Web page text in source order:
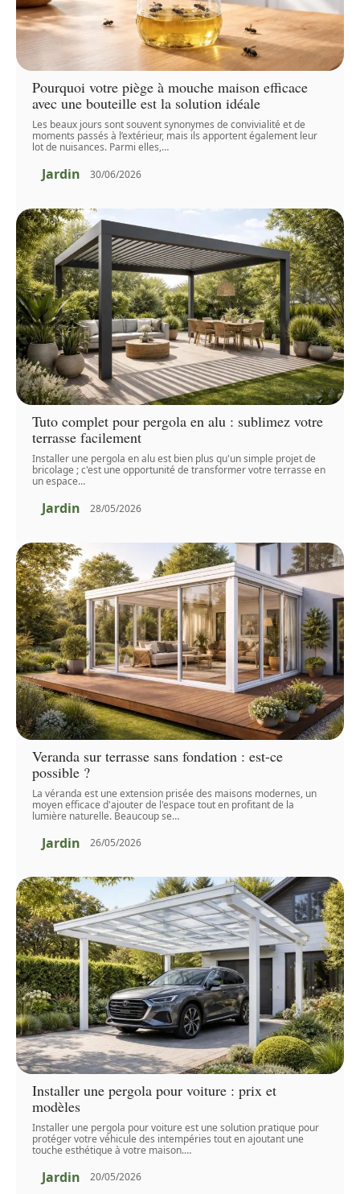
Pourquoi votre piège à mouche maison efficace
avec une bouteille est la solution idéale
Les beaux jours sont souvent synonymes de convivialité et de
moments passés à l’extérieur, mais ils apportent également leur
lot de nuisances. Parmi elles,…
Jardin 30/06/2026
Tuto complet pour pergola en alu : sublimez votre
terrasse facilement
Installer une pergola en alu est bien plus qu'un simple projet de
bricolage ; c'est une opportunité de transformer votre terrasse en
un espace…
Jardin 28/05/2026
Veranda sur terrasse sans fondation : est-ce
possible ?
La véranda est une extension prisée des maisons modernes, un
moyen efficace d'ajouter de l'espace tout en profitant de la
lumière naturelle. Beaucoup se…
Jardin 26/05/2026
Installer une pergola pour voiture : prix et
modèles
Installer une pergola pour voiture est une solution pratique pour
protéger votre véhicule des intempéries tout en ajoutant une
touche esthétique à votre maison.…
Jardin 20/05/2026